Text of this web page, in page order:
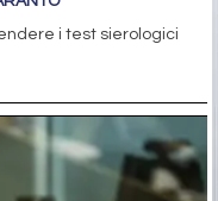
i test sierologici